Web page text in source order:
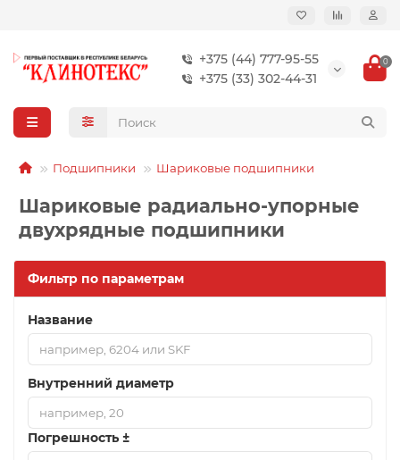
+375 (44) 777-95-55
+375 (33) 302-44-31
0
Подшипники Шариковые подшипники
Шариковые радиально-упорные
двухрядные подшипники
Фильтр по параметрам
Название
Внутренний диаметр
Погрешность ±